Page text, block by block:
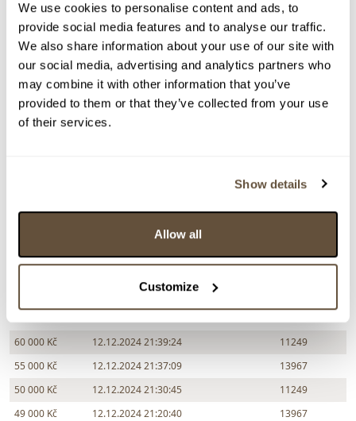
We use cookies to personalise content and ads, to
provide social media features and to analyse our traffic.
We also share information about your use of our site with
our social media, advertising and analytics partners who
may combine it with other information that you’ve
provided to them or that they’ve collected from your use
of their services.
Show details
Allow all
Customize
Dražba ukončena:
12.12.2024 22:00:00
Vyvolávací cena:
5 000 Kč
vydraženo za:
75 000 Kč
Zpět na aukční výsledky
> Zobrazit informaci jak prodat obraz v aukci
75 000 Kč
12.12.2024 21:42:58
13967
12.12.2024 21:41:52
60 000 Kč
12.12.2024 21:39:24
11249
55 000 Kč
12.12.2024 21:37:09
13967
50 000 Kč
12.12.2024 21:30:45
11249
49 000 Kč
12.12.2024 21:20:40
13967